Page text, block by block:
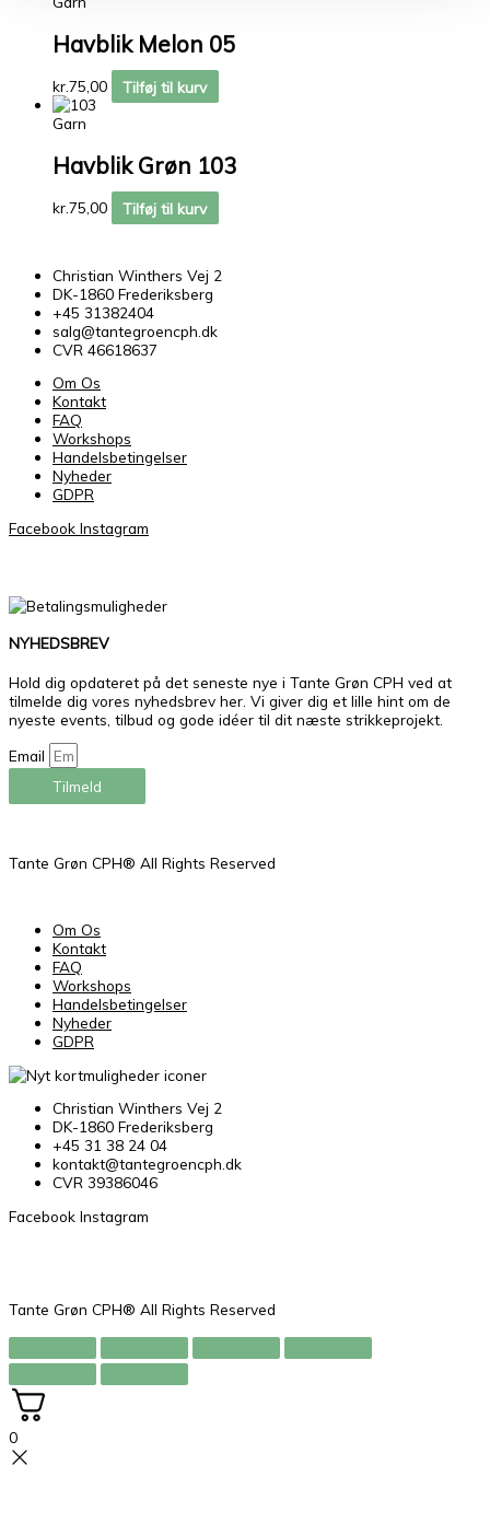
Havblik Melon 05
kr.75,00
Tilføj til kurv
Garn
Havblik Grøn 103
kr.75,00 Tilføj til kurv
Christian Winthers Vej 2
DK-1860 Frederiksberg
+45 31382404
salg@tantegroencph.dk
CVR 46618637
Om Os
Kontakt
FAQ
Workshops
Handelsbetingelser
Nyheder
GDPR
Facebook Instagram
NYHEDSBREV
Hold dig opdateret på det seneste nye i Tante Grøn CPH ved at
tilmelde dig vores nyhedsbrev her. Vi giver dig et lille hint om de
nyeste events, tilbud og gode idéer til dit næste strikkeprojekt.
Email
Tilmeld
Tante Grøn CPH® All Rights Reserved
Om Os
Kontakt
FAQ
Workshops
Handelsbetingelser
Nyheder
GDPR
Christian Winthers Vej 2
DK-1860 Frederiksberg
+45 31 38 24 04
kontakt@tantegroencph.dk
CVR 39386046
Facebook Instagram
Tante Grøn CPH® All Rights Reserved
0